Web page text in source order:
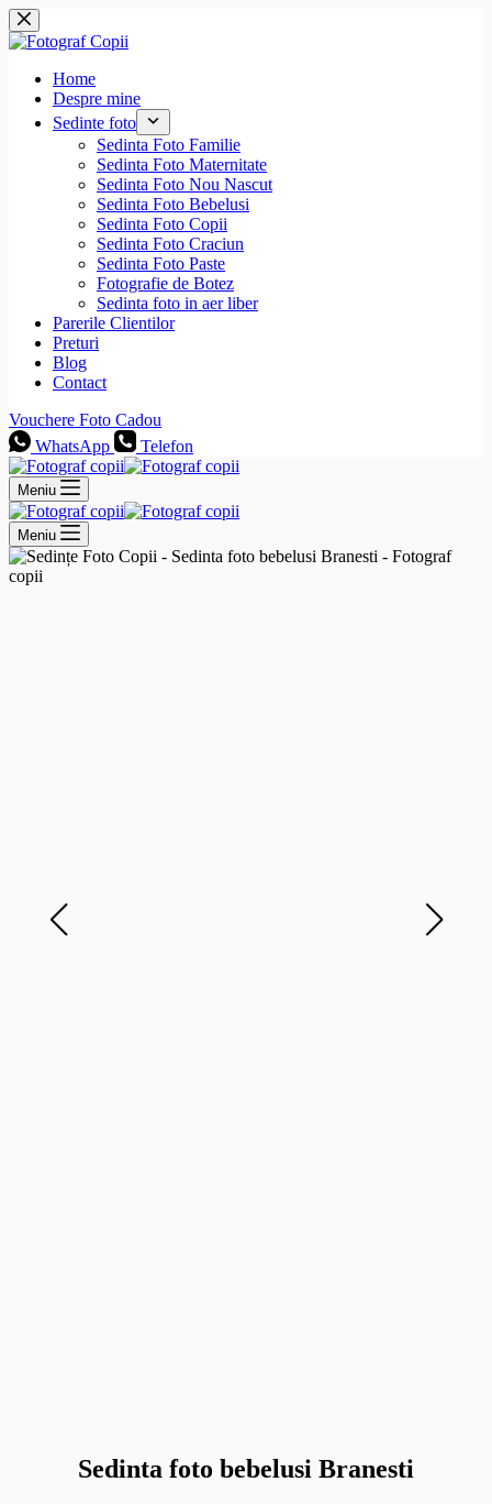
Sari
la
conținut
Home
Despre mine
Sedinte foto
Sedinta Foto Familie
Sedinta Foto Maternitate
Sedinta Foto Nou Nascut
Sedinta Foto Bebelusi
Sedinta Foto Copii
Sedinta Foto Craciun
Sedinta Foto Paste
Fotografie de Botez
Sedinta foto in aer liber
Parerile Clientilor
Preturi
Blog
Contact
Vouchere Foto Cadou
WhatsApp
Telefon
Meniu
Meniu
Sedinta foto bebelusi Branesti